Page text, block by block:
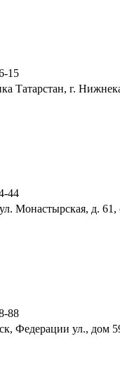
15
Татарстан, г.
44
Монастырская, д. 61,
88
Федерации ул., дом